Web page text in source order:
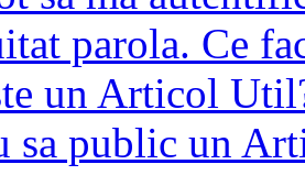
parola. Ce
un Articol
sa public un